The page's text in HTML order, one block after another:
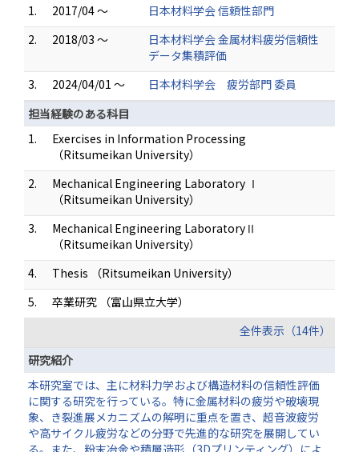
1.
2017/04 ～
日本材料学会 信頼性部門
2.
2018/03 ～
日本材料学会 金属材料疲労信頼性
データ集積評価
3.
2024/04/01 ～
日本材料学会 疲労部門 委員
担当経験のある科目
1.
Exercises in Information Processing
（Ritsumeikan University）
2.
Mechanical Engineering Laboratory Ⅰ
（Ritsumeikan University）
3.
Mechanical Engineering LaboratoryⅡ
（Ritsumeikan University）
4.
Thesis （Ritsumeikan University）
5.
卒業研究 （富山県立大学）
全件表示（14件）
研究紹介
本研究室では、主に材料力学および構造材料の信頼性評価
に関する研究を行っている。特に金属材料の疲労や破壊現
象、き裂進展メカニズムの解明に重点を置き、超音波疲労
や高サイクル疲労などの分野で先進的な研究を展開してい